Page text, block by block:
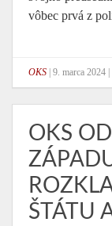
vôbec prvá z
OKS 9. marca 2024
OKS
ŠTÁTU